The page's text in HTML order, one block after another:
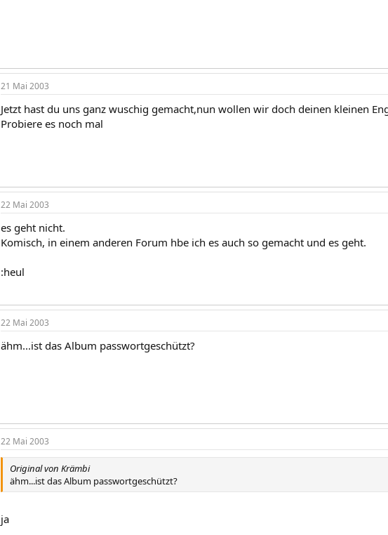
21 Mai 2003
Jetzt hast du uns ganz wuschig gemacht,nun wollen wir doch deinen kleinen
Probiere es noch mal
22 Mai 2003
es geht nicht.
Komisch, in einem anderen Forum hbe ich es auch so gemacht und es geht.
:heul
22 Mai 2003
ähm...ist das Album passwortgeschützt?
22 Mai 2003
Original von Krämbi
ähm...ist das Album passwortgeschützt?
ja